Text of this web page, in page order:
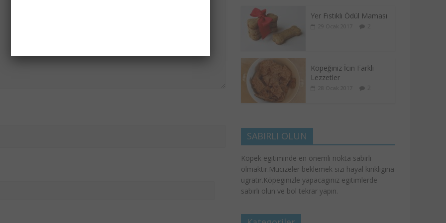
Yer Fıstıklı Ödül Maması
Köpeğiniz İcin Farklı
Lezzetler
SABIRLI OLUN
Köpek egitiminde en önemli nokta sabırlı
olmaktir.Mucizeler beklemek sizi hayal kırıklıgına
ugratır.Köpegınızle yapacagınız egitimlerde
sabırlı olun ve bol tekrar yapın.